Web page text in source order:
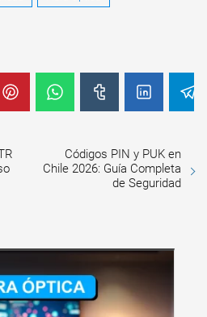
Códigos PIN y PUK en
Chile 2026: Guía Completa
de Seguridad